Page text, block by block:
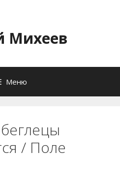
Михеев
Меню
/ Поле